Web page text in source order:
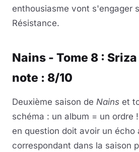
enthousiasme vont s'engager
Résistance.
Nains - Tome 8 :
note : 8/10
Deuxième saison de Nains et
schéma : un album = un ordre
en question doit avoir un écho
correspondant dans la saison